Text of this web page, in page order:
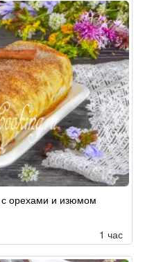
орехами и изюмом
1 час